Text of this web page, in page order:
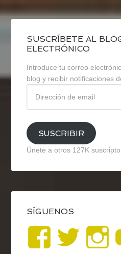
SUSCRÍBETE AL
ELECTRÓNICO
Introduce tu correo
blog y recibir notificaciones
email
SUSCRIBIR
Únete a otros 127K
SÍGUENOS
VerVer